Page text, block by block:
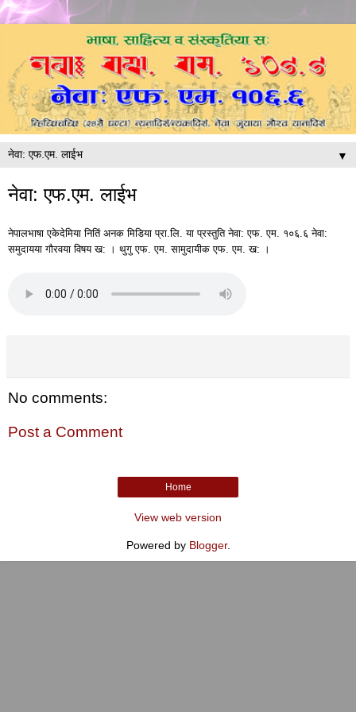
▼
नेवा: एफ.एम. लाईभ
नेपालभाषा एकेदेमिया नितिं अनक मिडिया प्रा.लि. या प्रस्तुति नेवा: एफ. एम. १०६.६ नेवा:
समुदायया गौरवया विषय ख: । थुगु एफ. एम. सामुदायीक एफ. एम. ख: ।
No comments:
Post a Comment
Home
View web version
Powered by Blogger.